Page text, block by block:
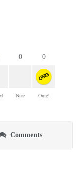
0
Nice
0
OMG
Omg!
Comments